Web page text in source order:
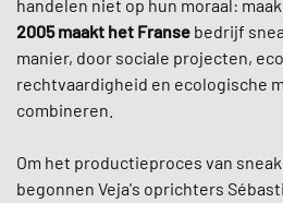
handelen niet op hun moraal:
2005 maakt het Franse bedrijf
manier, door sociale projecten,
rechtvaardigheid en ecologische
combineren.
Om het productieproces van
begonnen Veja's oprichters